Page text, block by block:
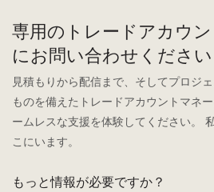
専用のトレードアカウ
にお問い合わせください
見積もりから配信まで、そしてプロジ
ものを備えたトレードアカウントマネ
ームレスな支援を体験してください。
こにいます。
もっと情報が必要ですか？